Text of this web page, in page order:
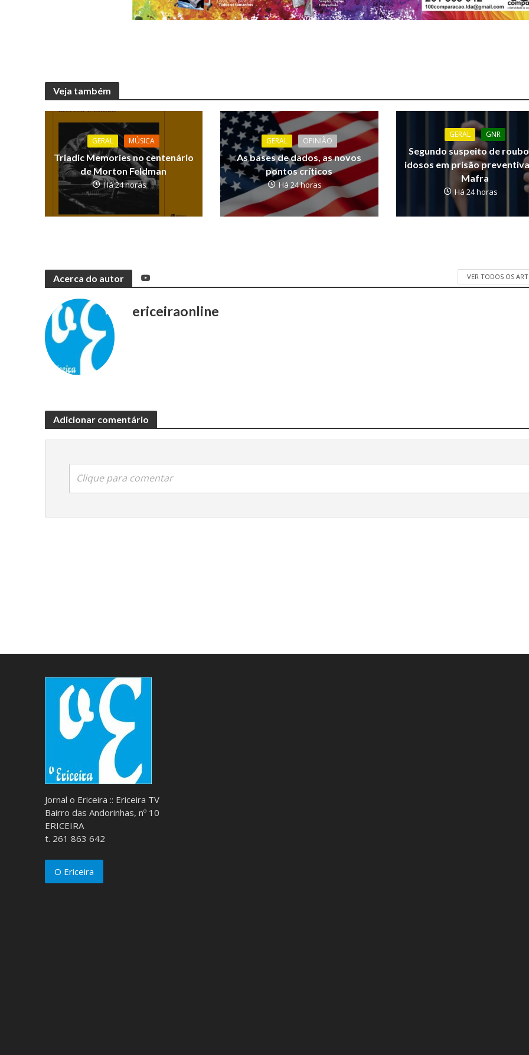
Veja também
GERAL MÚSICA
Triadic Memories no centenário
de Morton Feldman
Há 24 horas
GERAL OPINIÃO
As bases de dados, as novos
pontos críticos
Há 24 horas
GERAL GNR
Segundo suspeito de
idosos em prisão
Mafra
Há 24 horas
Acerca do autor VER TODOS OS
ericeiraonline
Adicionar comentário
Clique para comentar
Jornal o Ericeira :: Ericeira TV
Bairro das Andorinhas, nº 10
ERICEIRA
t. 261 863 642
O Ericeira